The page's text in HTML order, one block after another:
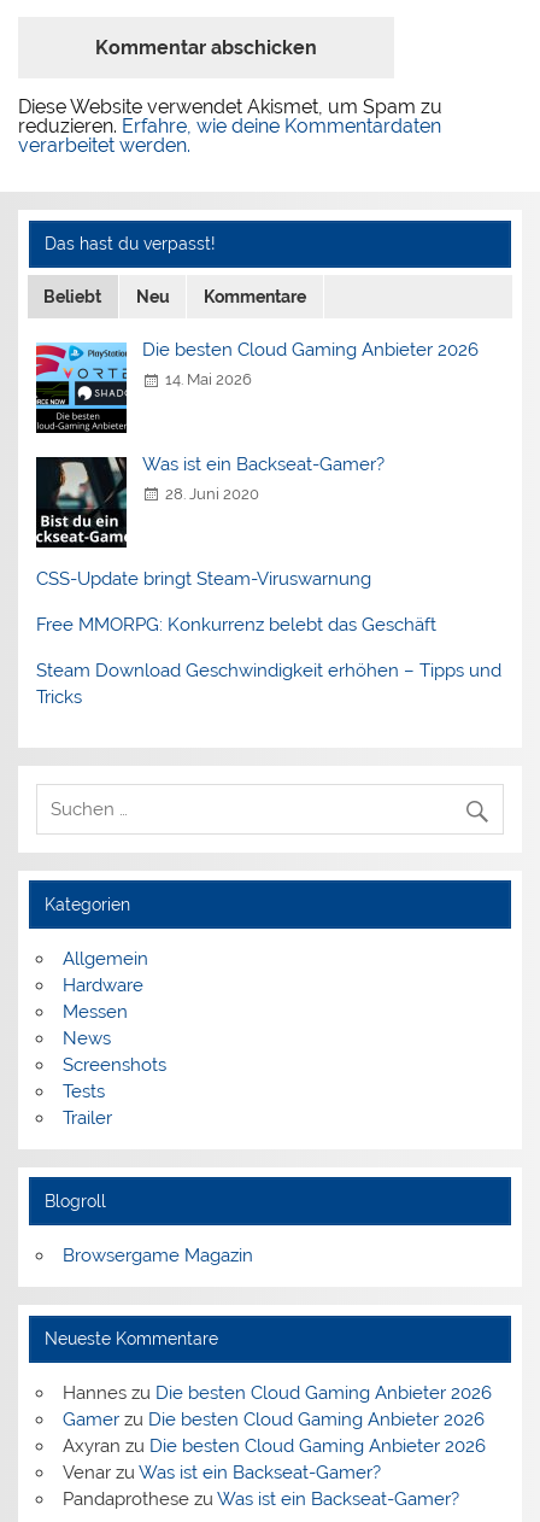
Diese Website verwendet Akismet, um Spam zu
reduzieren. Erfahre, wie deine Kommentardaten
verarbeitet werden.
Das hast du verpasst!
Beliebt Neu Kommentare
Die besten Cloud Gaming Anbieter 2026
14. Mai 2026
Was ist ein Backseat-Gamer?
28. Juni 2020
CSS-Update bringt Steam-Viruswarnung
Free MMORPG: Konkurrenz belebt das Geschäft
Steam Download Geschwindigkeit erhöhen – Tipps und
Tricks
Kategorien
Allgemein
Hardware
Messen
News
Screenshots
Tests
Trailer
Blogroll
Browsergame Magazin
Neueste Kommentare
Hanneszu Die besten Cloud Gaming Anbieter 2026
Gamerzu Die besten Cloud Gaming Anbieter 2026
Axyran zu Die besten Cloud Gaming Anbieter 2026
Venarzu Was ist ein Backseat-Gamer?
Pandaprothesezu Was ist ein Backseat-Gamer?